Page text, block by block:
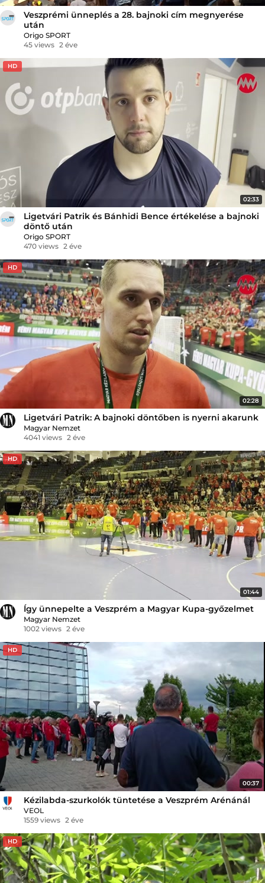
Veszprémi ünneplés a 28. bajnoki cím megnyerése
után
Origo SPORT
45 views 2 éve
HD
02:33
Ligetvári Patrik és Bánhidi Bence értékelése a bajnoki
döntő után
Origo SPORT
470 views 2 éve
HD
02:28
Ligetvári Patrik: A bajnoki döntőben is nyerni akarunk
Magyar Nemzet
4041 views 2 éve
HD
01:44
Így ünnepelte a Veszprém a Magyar Kupa-győzelmet
Magyar Nemzet
1002 views 2 éve
HD
00:37
Kézilabda-szurkolók tüntetése a Veszprém Arénánál
VEOL
1559 views 2 éve
HD